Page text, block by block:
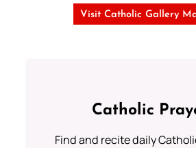
Visit Catholic Gallery
Catholic
Find and recite daily